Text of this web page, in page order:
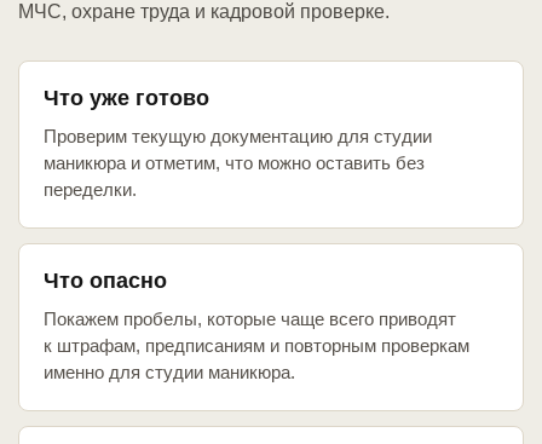
МЧС, охране труда и кадровой проверке.
Что уже готово
Проверим текущую документацию для студии
маникюра и отметим, что можно оставить без
переделки.
Что опасно
Покажем пробелы, которые чаще всего приводят
к штрафам, предписаниям и повторным проверкам
именно для студии маникюра.